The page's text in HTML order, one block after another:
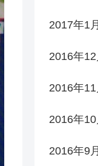
2017年1月
2016年12
2016年11
2016年10
2016年9月